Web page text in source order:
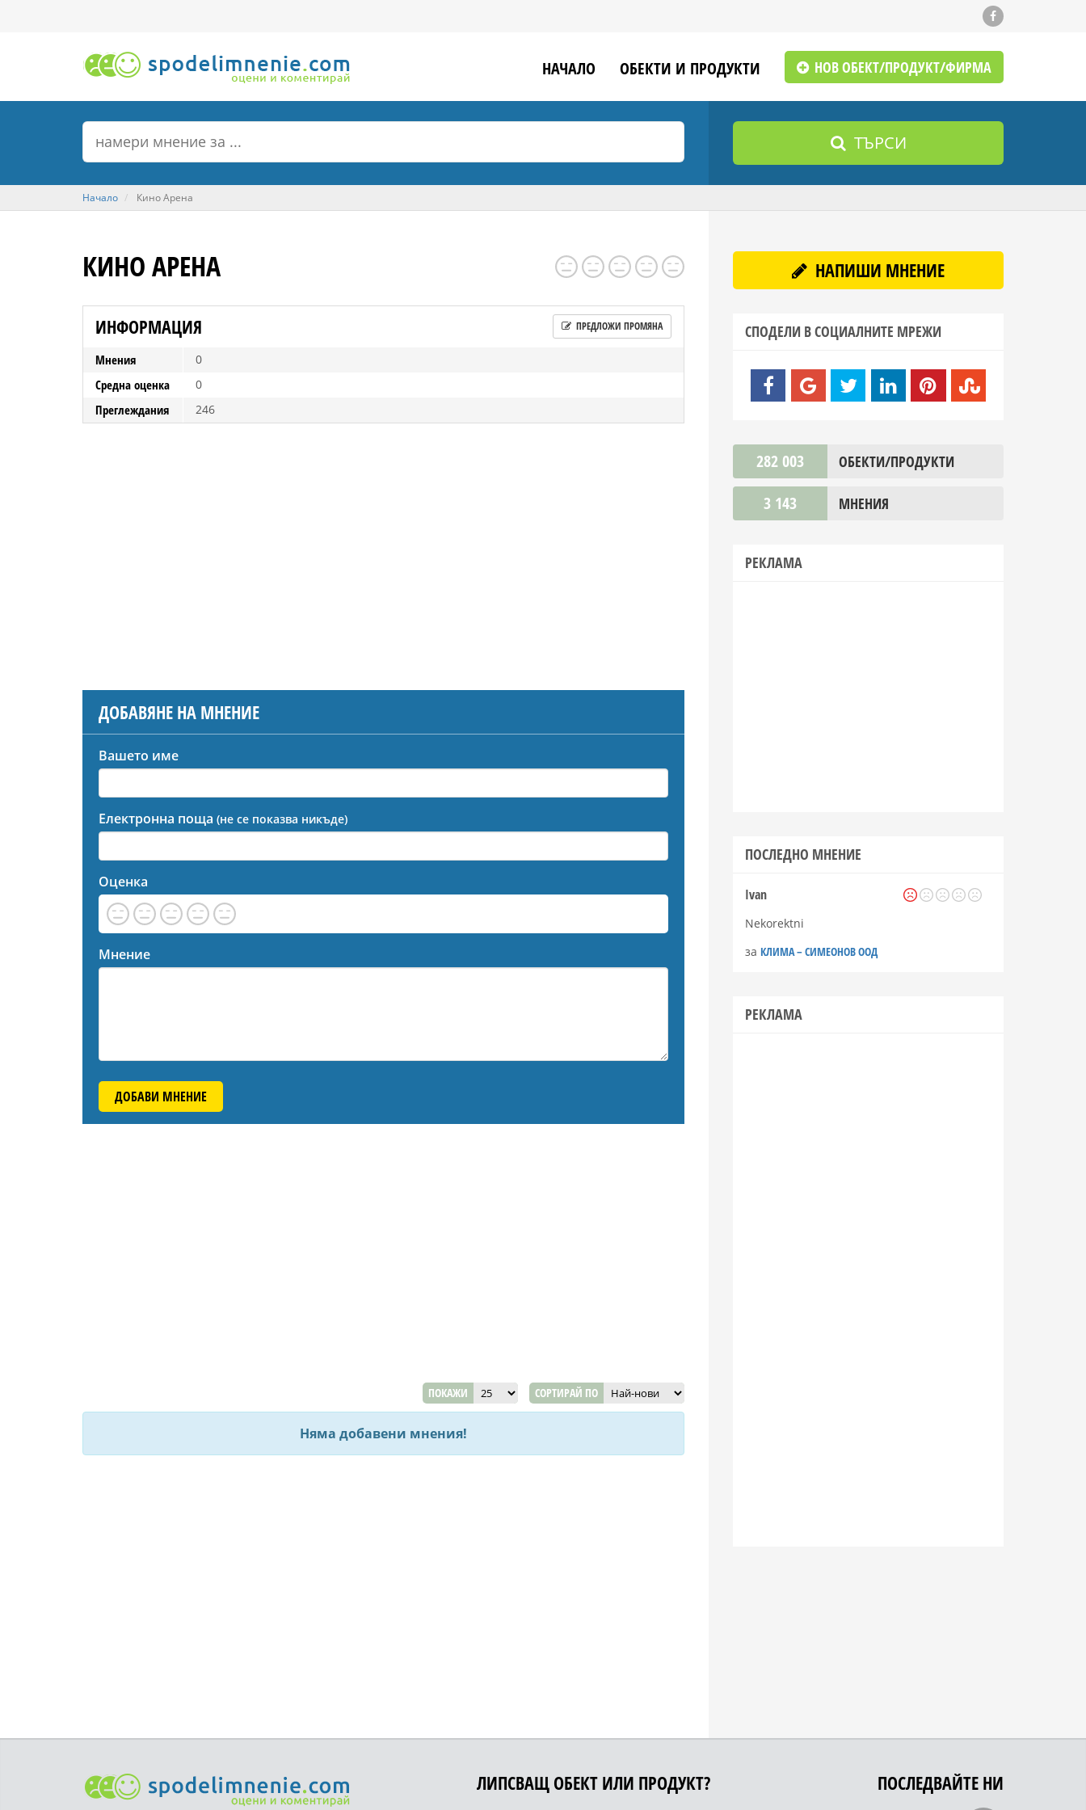
НАЧАЛО ОБЕКТИ И ПРОДУКТИ НОВ ОБЕКТ/ПРОДУКТ/ФИРМА
ТЪРСИ
Начало Кино Арена
КИНО АРЕНА
ИНФОРМАЦИЯ ПРЕДЛОЖИ ПРОМЯНА
Мнения 0
Средна оценка 0
Преглеждания 246
ДОБАВЯНЕ НА МНЕНИЕ
Вашето име
Електронна поща (не се показва никъде)
Оценка
Мнение
ДОБАВИ МНЕНИЕ
ПОКАЖИ СОРТИРАЙ ПО
Няма добавени мнения!
НАПИШИ МНЕНИЕ
СПОДЕЛИ В СОЦИАЛНИТЕ МРЕЖИ
282 003 ОБЕКТИ/ПРОДУКТИ
3 143 МНЕНИЯ
РЕКЛАМА
ПОСЛЕДНО МНЕНИЕ
Ivan
Nekorektni
за КЛИМА – СИМЕОНОВ ООД
РЕКЛАМА
ЛИПСВАЩ ОБЕКТ ИЛИ ПРОДУКТ? ПОСЛЕДВАЙТЕ НИ